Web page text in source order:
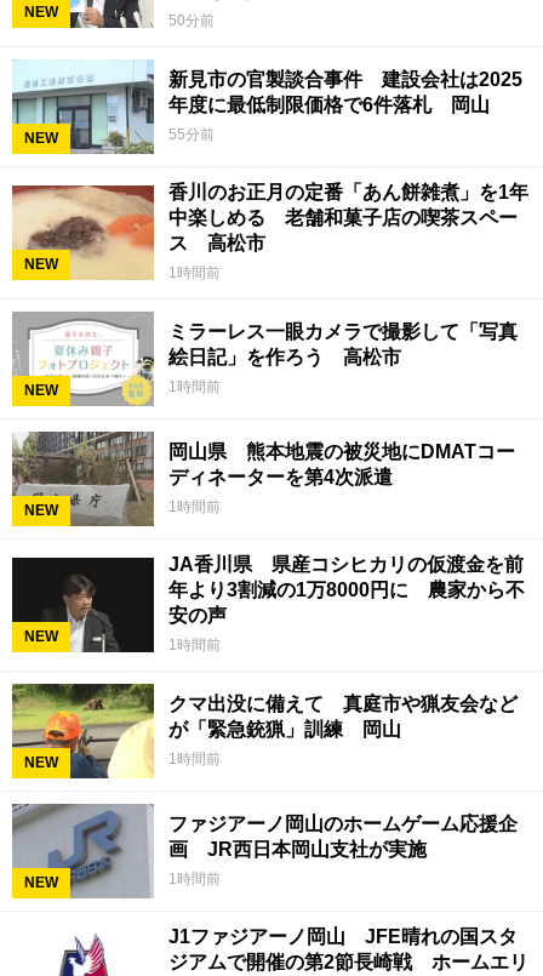
NEW 50分前
NEW
新見市の官製談合事件 建設会社は2025
年度に最低制限価格で6件落札 岡山
55分前
NEW
香川のお正月の定番「あん餅雑煮」を1年
中楽しめる 老舗和菓子店の喫茶スペー
ス 高松市
1時間前
NEW
ミラーレス一眼カメラで撮影して「写真
絵日記」を作ろう 高松市
1時間前
NEW
岡山県 熊本地震の被災地にDMATコー
ディネーターを第4次派遣
1時間前
NEW
JA香川県 県産コシヒカリの仮渡金を前
年より3割減の1万8000円に 農家から不
安の声
1時間前
NEW
クマ出没に備えて 真庭市や猟友会など
が「緊急銃猟」訓練 岡山
1時間前
NEW
ファジアーノ岡山のホームゲーム応援企
画 JR西日本岡山支社が実施
1時間前
J1ファジアーノ岡山 JFE晴れの国スタ
ジアムで開催の第2節長崎戦 ホームエリ